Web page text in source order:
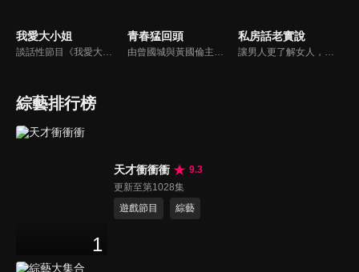
我愛大小姐
談話性節目《我愛大小姐》是由吳淡如、林慧萍主持的一檔談話性節目，講訴女人間的那些事。
青春猛回頭
由曾國城與黃國倫主持，節目中邀請20位20歲以下青少年組成青春團，另一邊則為年紀相較成熟的藝人來賓為不老團，每集分別就一件青少年必定遇見的事件討論，看兩個不同年代的人們，所擁有的不同看法與立場。帶領讓觀眾一起回到那些年的青春歲月！
私房話老實說
讓男人更了解女人，女人更了解自己 ，揭密女性私房話，讓療癒專家教你更愛自己！由于美人和納豆攜手主持，更多你想知道的女性私密話題都在《私房話老實說》。
綜藝排行榜
1
天才衝衝衝
9.3
更新至第1028集
遊戲節目
綜藝